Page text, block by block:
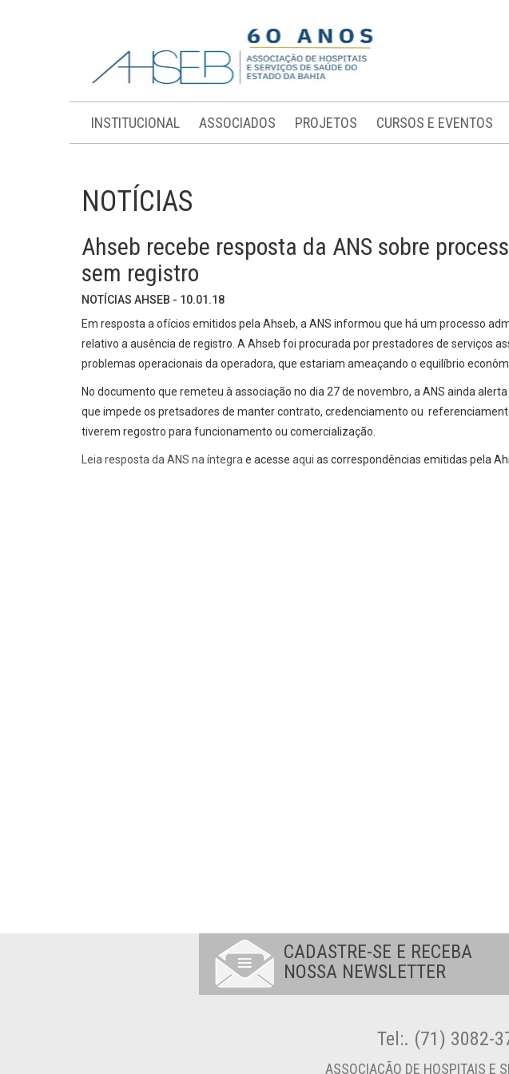
INSTITUCIONAL ASSOCIADOS PROJETOS CURSOS E EVENTOS
NOTÍCIAS
Ahseb recebe resposta da ANS sobre
sem registro
NOTÍCIAS AHSEB - 10.01.18
Em resposta a ofícios emitidos pela Ahseb, a ANS informou que há um processo
relativo a ausência de registro. A Ahseb foi procurada por prestadores de serviços
problemas operacionais da operadora, que estariam ameaçando o equilíbrio
No documento que remeteu à associação no dia 27 de novembro, a ANS ainda
que impede os pretsadores de manter contrato, credenciamento ou
tiverem regostro para funcionamento ou comercialização.
Leia resposta da ANS na íntegra e acesse aqui as correspondências emitidas pela
CADASTRE-SE E RECEBA
NOSSA NEWSLETTER
Tel:. (71) 3082-
ASSOCIAÇÃO DE HOSPITAIS E